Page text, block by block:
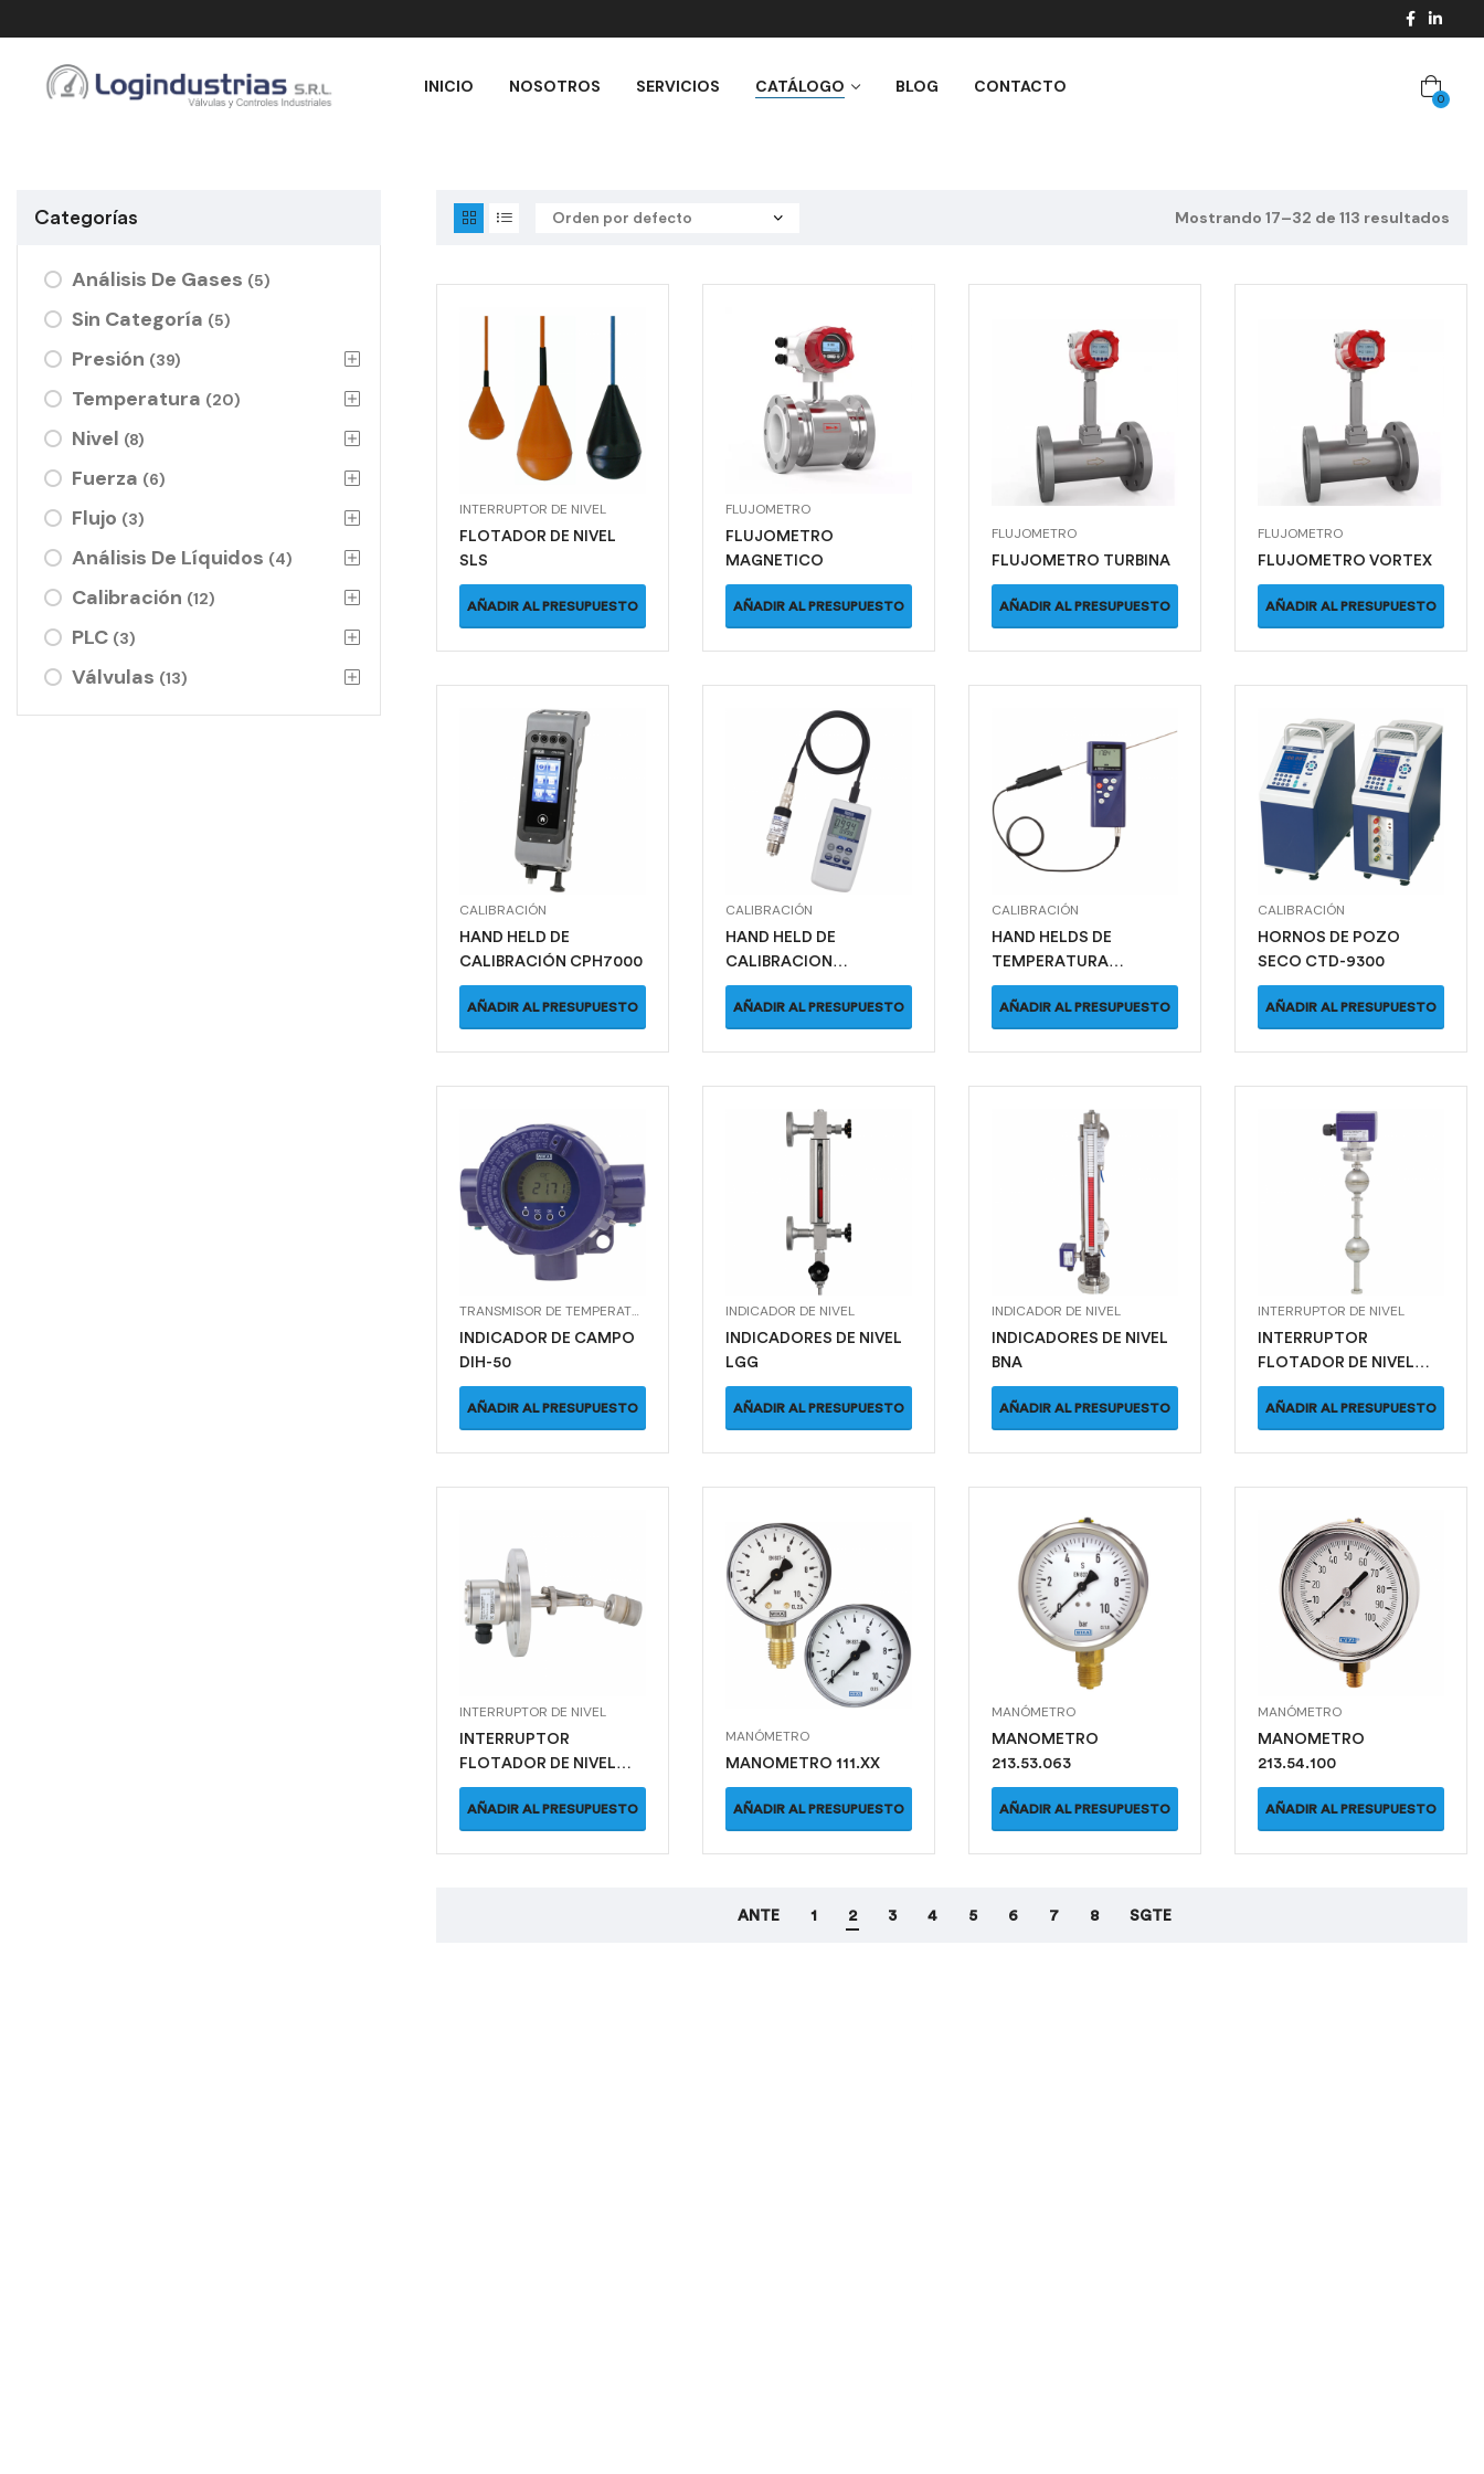
INICIO NOSOTROS SERVICIOS CATÁLOGO BLOG CONTACTO
0
Mostrando 17–32 de 113 resultados
INTERRUPTOR DE NIVEL
FLOTADOR DE NIVEL
SLS
AÑADIR AL PRESUPUESTO
FLUJOMETRO
FLUJOMETRO
MAGNETICO
AÑADIR AL PRESUPUESTO
FLUJOMETRO
FLUJOMETRO TURBINA
AÑADIR AL PRESUPUESTO
FLUJOMETRO
FLUJOMETRO VORTEX
AÑADIR AL PRESUPUESTO
CALIBRACIÓN
HAND HELD DE
CALIBRACIÓN CPH7000
AÑADIR AL PRESUPUESTO
CALIBRACIÓN
HAND HELD DE
CALIBRACION
CPH6200/CPT6200
AÑADIR AL PRESUPUESTO
CALIBRACIÓN
HAND HELDS DE
TEMPERATURA
CTH6500
AÑADIR AL PRESUPUESTO
CALIBRACIÓN
HORNOS DE POZO
SECO CTD-9300
AÑADIR AL PRESUPUESTO
TRANSMISOR DE TEMPERATURA
INDICADOR DE CAMPO
DIH-50
AÑADIR AL PRESUPUESTO
INDICADOR DE NIVEL
INDICADORES DE NIVEL
LGG
AÑADIR AL PRESUPUESTO
INDICADOR DE NIVEL
INDICADORES DE NIVEL
BNA
AÑADIR AL PRESUPUESTO
INTERRUPTOR DE NIVEL
INTERRUPTOR
FLOTADOR DE NIVEL
FLS
AÑADIR AL PRESUPUESTO
INTERRUPTOR DE NIVEL
INTERRUPTOR
FLOTADOR DE NIVEL
HLS
AÑADIR AL PRESUPUESTO
MANÓMETRO
MANOMETRO 111.XX
AÑADIR AL PRESUPUESTO
MANÓMETRO
MANOMETRO
213.53.063
AÑADIR AL PRESUPUESTO
MANÓMETRO
MANOMETRO
213.54.100
AÑADIR AL PRESUPUESTO
ANTE 1 2 3 4 5 6 7 8 SGTE
Categorías
Análisis De Gases (5)
Sin Categoría (5)
Presión (39)
Temperatura (20)
Nivel (8)
Fuerza (6)
Flujo (3)
Análisis De Líquidos (4)
Calibración (12)
PLC (3)
Válvulas (13)